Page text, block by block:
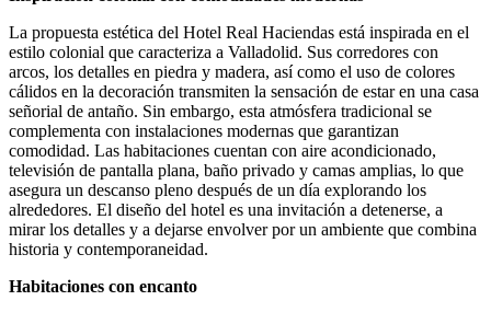
La propuesta estética del Hotel Real Haciendas está inspirada en el
estilo colonial que caracteriza a Valladolid. Sus corredores con
arcos, los detalles en piedra y madera, así como el uso de colores
cálidos en la decoración transmiten la sensación de estar en una casa
señorial de antaño. Sin embargo, esta atmósfera tradicional se
complementa con instalaciones modernas que garantizan
comodidad. Las habitaciones cuentan con aire acondicionado,
televisión de pantalla plana, baño privado y camas amplias, lo que
asegura un descanso pleno después de un día explorando los
alrededores. El diseño del hotel es una invitación a detenerse, a
mirar los detalles y a dejarse envolver por un ambiente que combina
historia y contemporaneidad.
Habitaciones con encanto